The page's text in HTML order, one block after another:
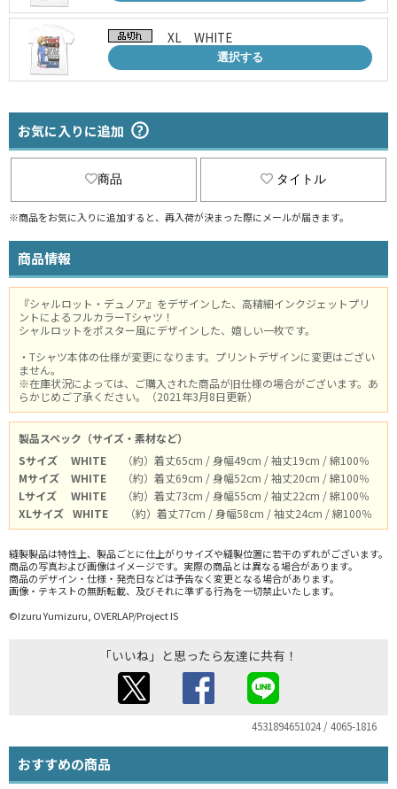
XL WHITE
選択する
お気に入りに追加
商品 タイトル
※商品をお気に入りに追加すると、再入荷が決まった際にメールが届きます。
商品情報
『シャルロット・デュノア』をデザインした、高精細インクジェットプリ
ントによるフルカラーTシャツ！
シャルロットをポスター風にデザインした、嬉しい一枚です。
・Tシャツ本体の仕様が変更になります。プリントデザインに変更はござい
ません。
※在庫状況によっては、ご購入された商品が旧仕様の場合がございます。あ
らかじめご了承ください。（2021年3月8日更新）
製品スペック（サイズ・素材など）
Sサイズ
WHITE
（約）着丈65cm / 身幅49cm / 袖丈19cm / 綿100％
Mサイズ
WHITE
（約）着丈69cm / 身幅52cm / 袖丈20cm / 綿100％
Lサイズ
WHITE
（約）着丈73cm / 身幅55cm / 袖丈22cm / 綿100％
XLサイズ WHITE （約）着丈77cm / 身幅58cm / 袖丈24cm / 綿100％
縫製製品は特性上、製品ごとに仕上がりサイズや縫製位置に若干のずれがございます。
商品の写真および画像はイメージです。実際の商品とは異なる場合があります。
商品のデザイン・仕様・発売日などは予告なく変更となる場合があります。
画像・テキストの無断転載、及びそれに準ずる行為を一切禁止いたします。
©Izuru Yumizuru, OVERLAP/Project IS
「いいね」と思ったら友達に共有！
4531894651024 / 4065-1816
おすすめの商品